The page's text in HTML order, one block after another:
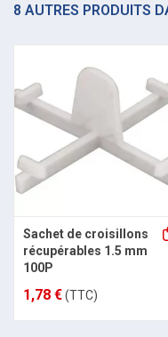
8 AUTRES PRODUITS
Sachet de croisillons
récupérables 1.5 mm
100P
1,78 €(TTC)